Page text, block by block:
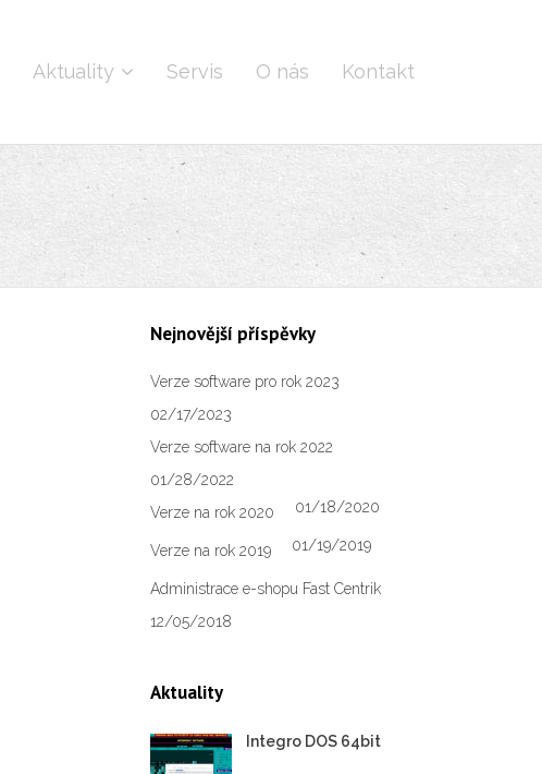
Aktuality Servis O nás Kontakt
Nejnovější příspěvky
Verze software pro rok 2023
02/17/2023
Verze software na rok 2022
01/28/2022
Verze na rok 2020
01/18/2020
Verze na rok 2019 01/19/2019
Administrace e-shopu Fast Centrik
12/05/2018
Aktuality
Integro DOS 64bit